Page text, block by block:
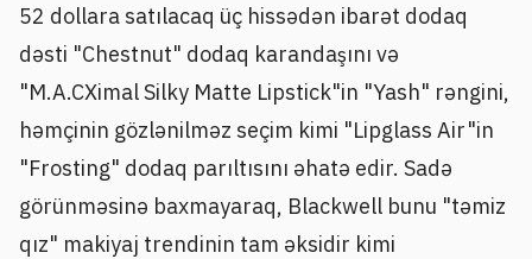
52 dollara satılacaq üç hissədən ibarət dodaq
dəsti "Chestnut" dodaq karandaşını və
"M.A.CXimal Silky Matte Lipstick"in "Yash" rəngini,
həmçinin gözlənilməz seçim kimi "Lipglass Air"in
"Frosting" dodaq parıltısını əhatə edir. Sadə
görünməsinə baxmayaraq, Blackwell bunu "təmiz
qız" makiyaj trendinin tam əksidir kimi